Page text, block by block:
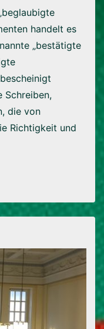
handelt es
„bestätigte
Schreiben,
die von
Richtigkeit und